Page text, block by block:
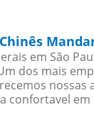
em São
dos mais
nossas
confortavel